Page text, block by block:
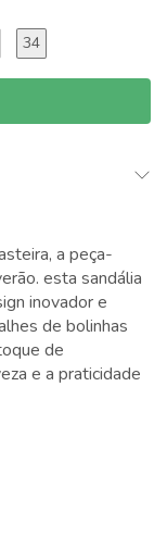
34
a peça-
esta sandália
inovador e
de bolinhas
de
e a praticidade